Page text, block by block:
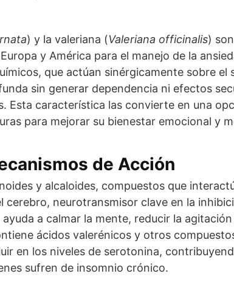
) y la valeriana (Valeriana officinalis)
y América para el manejo de la
que actúan sinérgicamente sobre
sin generar dependencia ni efectos
Esta característica las convierte en una
para mejorar su bienestar emocional y
de Acción
y alcaloides, compuestos que
cerebro, neurotransmisor clave en la
a calmar la mente, reducir la
ácidos valerénicos y otros
en los niveles de serotonina,
sufren de insomnio crónico.